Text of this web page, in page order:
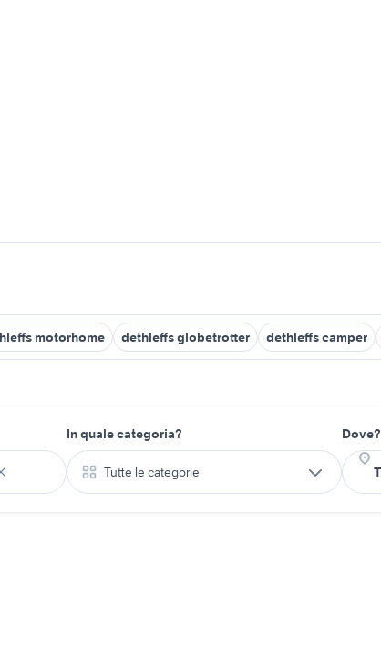
motorhome dethleffs globetrotter dethleffs camper
In quale categoria?
Tutte le categorie
Dove?